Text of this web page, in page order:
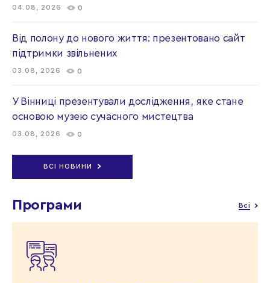
04.08, 2026 0
Від полону до нового життя: презентовано сайт
підтримки звільнених
03.08, 2026 0
У Вінниці презентували дослідження, яке стане
основою музею сучасного мистецтва
03.08, 2026 0
ВСІ НОВИНИ
Програми Всі